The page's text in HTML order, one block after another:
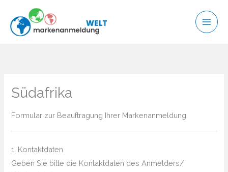
Inhalt
springen
Südafrika
Formular zur Beauftragung Ihrer Markenanmeldung.
1. Kontaktdaten
Geben Sie bitte die Kontaktdaten des Anmelders/